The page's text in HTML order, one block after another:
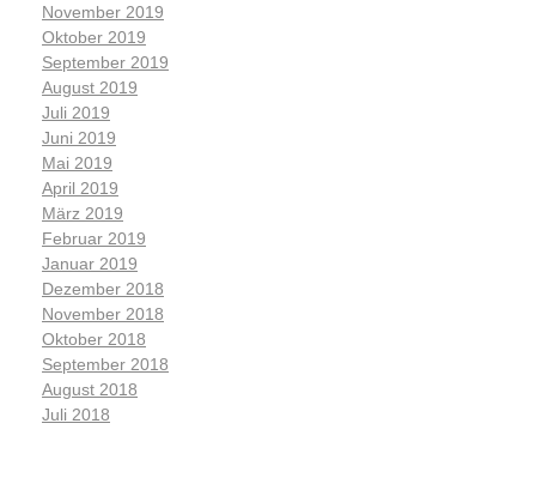
November 2019
Oktober 2019
September 2019
August 2019
Juli 2019
Juni 2019
Mai 2019
April 2019
März 2019
Februar 2019
Januar 2019
Dezember 2018
November 2018
Oktober 2018
September 2018
August 2018
Juli 2018